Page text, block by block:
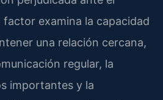
examina la capacidad
una relación cercana,
regular, la
importantes y la